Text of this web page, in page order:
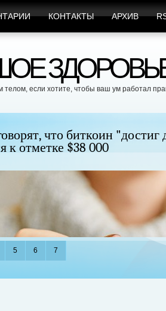
КОНТАКТЫ АРХИВ
если хотите, чтобы ваш ум работал
грудь без
5 6 7